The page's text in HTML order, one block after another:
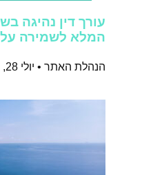
עורך דין נהיגה
המלא לשמירה על
הנהלת האתר יולי 28, 2026